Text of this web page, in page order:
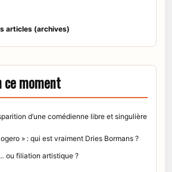
articles (archives)
ce moment
d’une comédienne libre et singulière
» : qui est vraiment Dries Bormans ?
ou filiation artistique ?